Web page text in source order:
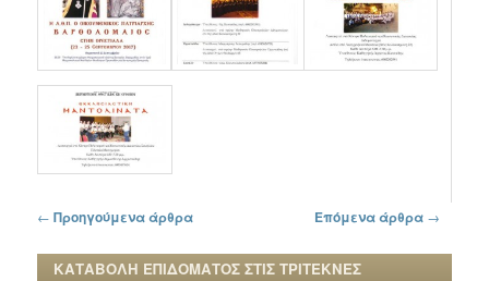
Πλοήγηση στα άρθρα
← Προηγούμενα άρθρα Επόμενα άρθρα →
ΚΑΤΑΒΟΛΗ ΕΠΙΔΟΜΑΤΟΣ ΣΤΙΣ ΤΡΙΤΕΚΝΕΣ